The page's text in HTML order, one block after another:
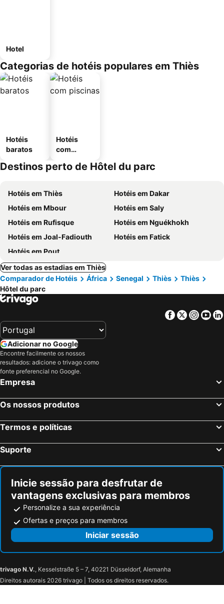
Hotel
Categorias de hotéis populares em Thiès
Hotéis
baratos
Hotéis
com
Destinos perto de Hôtel du parc
Hotéis em Thiès
Hotéis em Dakar
Hotéis em Mbour
Hotéis em Saly
Hotéis em Rufisque
Hotéis em Nguékhokh
Hotéis em Joal-Fadiouth
Hotéis em Fatick
Hotéis em Pout
Ver todas as estadias em Thiès
Comparador de Hotéis
África Senegal Thiès
Thiès
Hôtel du parc
Facebook
Twitter
Adicionar no Google
Encontre facilmente os nossos
resultados: adicione o trivago como
fonte preferencial no Google.
Empresa
Os nossos produtos
Termos e políticas
Suporte
Inicie sessão para desfrutar de
vantagens exclusivas para membros
Personalize a sua experiência
Ofertas e preços para membros
Iniciar sessão
trivago N.V., Kesselstraße 5 – 7, 40221 Düsseldorf, Alemanha
Direitos autorais 2026 trivago | Todos os direitos reservados.